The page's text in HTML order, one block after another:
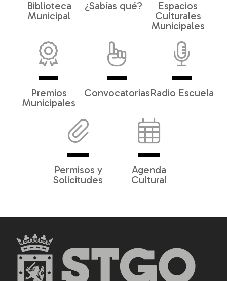
Biblioteca
Municipal
¿Sabías qué?
Espacios
Culturales
Municipales
Premios
Municipales
ConvocatoriasRadio Escuela
Permisos y
Solicitudes
Agenda
Cultural